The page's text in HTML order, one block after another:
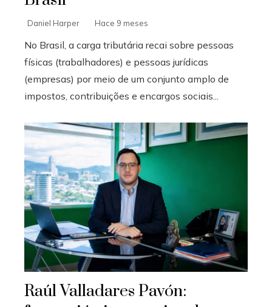
Daniel Harper Hace 9 meses
No Brasil, a carga tributária recai sobre pessoas
físicas (trabalhadores) e pessoas jurídicas
(empresas) por meio de um conjunto amplo de
impostos, contribuições e encargos sociais...
Raúl Valladares Pavón: